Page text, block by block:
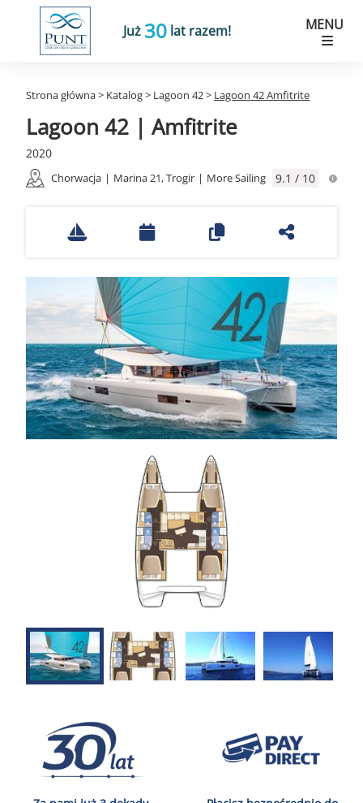
Już 30 lat razem! MENU
Strona główna> Katalog> Lagoon 42> Lagoon 42 Amfitrite
Lagoon 42 | Amfitrite
2020
Chorwacja | Marina 21, Trogir | More Sailing 9.1 / 10